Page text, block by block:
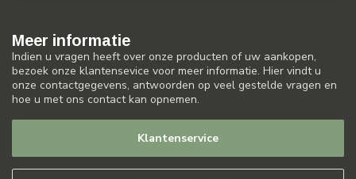
Meer informatie
Indien u vragen heeft over onze producten of uw aankopen,
bezoek onze klantensevice voor meer informatie. Hier vindt u
onze contactgegevens, antwoorden op veel gestelde vragen en
hoe u met ons contact kan opnemen.
Klantenservice